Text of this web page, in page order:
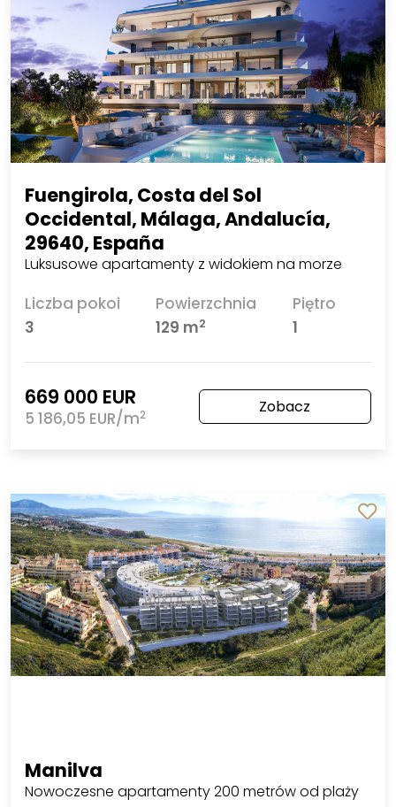
Fuengirola, Costa del Sol
Occidental, Málaga, Andalucía,
29640, España
Luksusowe apartamenty z widokiem na morze
Liczba pokoi
3
Powierzchnia
129 m2
Piętro
1
669 000 EUR
5 186,05 EUR/m2 Zobacz
Manilva
Nowoczesne apartamenty 200 metrów od plaży